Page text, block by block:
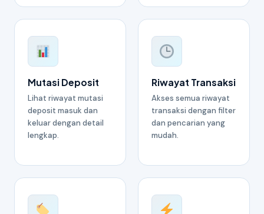
Mutasi Deposit
Lihat riwayat mutasi
deposit masuk dan
keluar dengan detail
lengkap.
Riwayat Transaksi
Akses semua riwayat
transaksi dengan filter
dan pencarian yang
mudah.